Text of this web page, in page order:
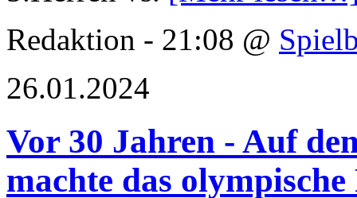
Redaktion - 21:08 @
26.01.2024
Vor 30 Jahren - Auf
machte das